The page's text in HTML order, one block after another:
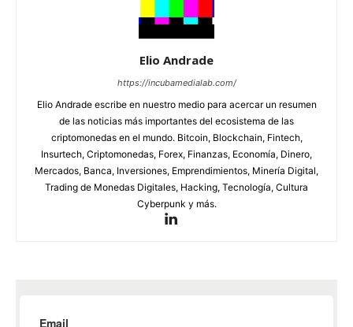
Elio Andrade
https://incubamedialab.com/
Elio Andrade escribe en nuestro medio para acercar un resumen
de las noticias más importantes del ecosistema de las
criptomonedas en el mundo. Bitcoin, Blockchain, Fintech,
Insurtech, Criptomonedas, Forex, Finanzas, Economía, Dinero,
Mercados, Banca, Inversiones, Emprendimientos, Minería Digital,
Trading de Monedas Digitales, Hacking, Tecnología, Cultura
Cyberpunk y más.